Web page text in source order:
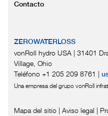
Contacto
ZEROWATERLOSS
vonRoll hydro USA | 31401
Village, Ohio
Teléfono +1 205 209 8761 |
Una empresa del grupo vonRoll
Mapa del sitio | Aviso legal |